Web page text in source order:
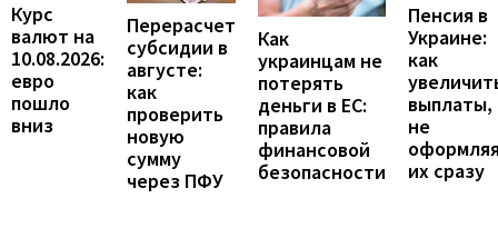
Курс
валют на
10.08.2026:
евро
пошло
вниз
Перерасчет
субсидии в
августе:
как
проверить
новую
сумму
через ПФУ
Как
украинцам не
потерять
деньги в ЕС:
правила
финансовой
безопасности
Пенсия в
Украине:
как
выплаты,
не
их сразу